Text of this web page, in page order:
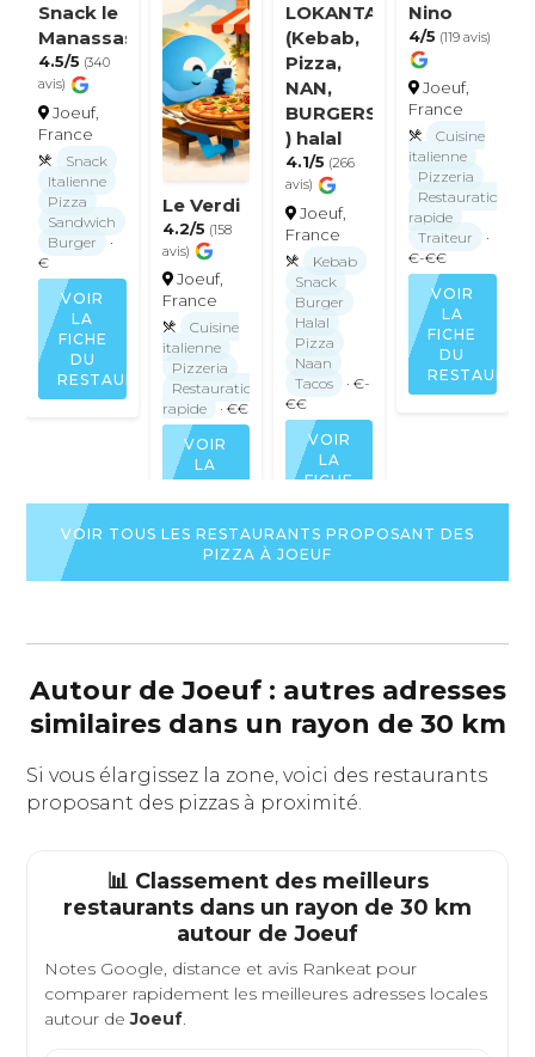
Snack le
Manassas
4.5/5 (340
avis)
Joeuf,
France
Snack
Italienne
Pizza
Sandwich
Burger
·
€
VOIR
LA
FICHE
DU
RESTAURANT
Le Verdi
4.2/5 (158
avis)
Joeuf,
France
Cuisine
italienne
Pizzeria
Restauration
rapide
· €€
VOIR
LA
FICHE
DU
RESTAURANT
LOKANTA
(Kebab,
Pizza,
NAN,
BURGERS
) halal
4.1/5 (266
avis)
Joeuf,
France
Kebab
Snack
Burger
Halal
Pizza
Naan
Tacos
· €-
€€
VOIR
LA
FICHE
DU
Nino
4/5 (119 avis)
Joeuf,
France
Cuisine
italienne
Pizzeria
Restauration
rapide
Traiteur
·
€-€€
VOIR
LA
FICHE
DU
VOIR TOUS LES RESTAURANTS PROPOSANT DES
PIZZA À JOEUF
Autour de Joeuf : autres adresses
similaires dans un rayon de 30 km
Si vous élargissez la zone, voici des restaurants
proposant des pizzas à proximité.
📊 Classement des meilleurs
restaurants dans un rayon de 30 km
autour de Joeuf
Notes Google, distance et avis Rankeat pour
comparer rapidement les meilleures adresses locales
autour deJoeuf.